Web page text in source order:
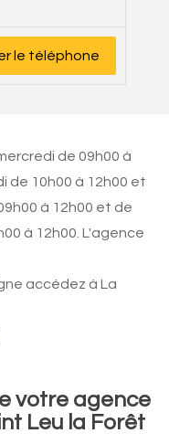
le téléphone
de 09h00 à
de 10h00 à 12h00 et
à 12h00 et de
à 12h00. L'agence
accédez à La
votre agence
Leu la Forêt